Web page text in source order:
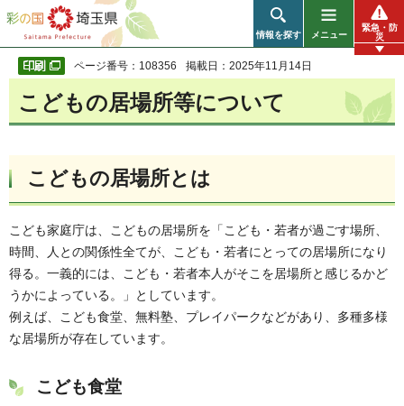
彩の国 埼玉県
情報を探す メニュー
緊急・防
災
ページ番号：108356 掲載日：2025年11月14日
こどもの居場所等について
こどもの居場所とは
こども家庭庁は、こどもの居場所を「こども・若者が過ごす場所、
時間、人との関係性全てが、こども・若者にとっての居場所になり
得る。一義的には、こども・若者本人がそこを居場所と感じるかど
うかによっている。」としています。
例えば、こども食堂、無料塾、プレイパークなどがあり、多種多様
な居場所が存在しています。
こども食堂